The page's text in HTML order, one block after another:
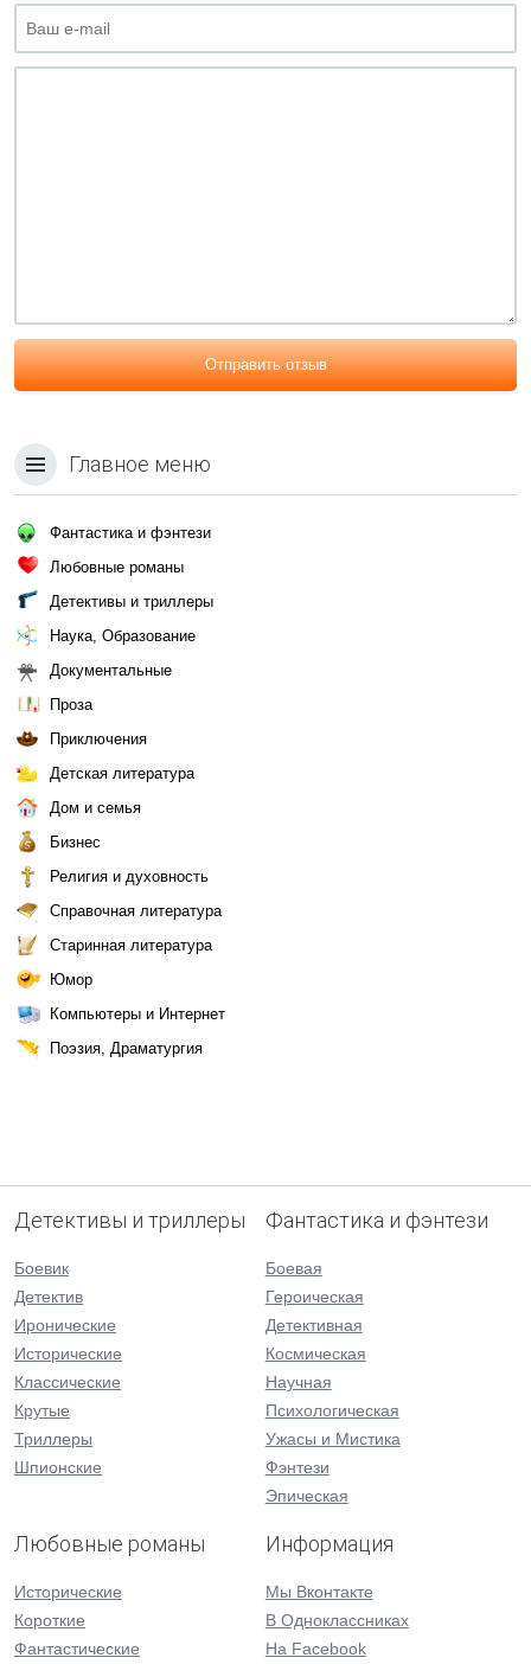
Отправить отзыв
Главное меню
Фантастика и фэнтези
Любовные романы
Детективы и триллеры
Наука, Образование
Документальные
Проза
Приключения
Детская литература
Дом и семья
Бизнес
Религия и духовность
Справочная литература
Старинная литература
Юмор
Компьютеры и Интернет
Поэзия, Драматургия
Детективы и триллеры
Боевик
Детектив
Иронические
Исторические
Классические
Крутые
Триллеры
Шпионские
Фантастика и фэнтези
Боевая
Героическая
Детективная
Космическая
Научная
Психологическая
Ужасы и Мистика
Фэнтези
Эпическая
Любовные романы
Исторические
Короткие
Фантастические
Информация
Мы Вконтакте
В Одноклассниках
На Facebook